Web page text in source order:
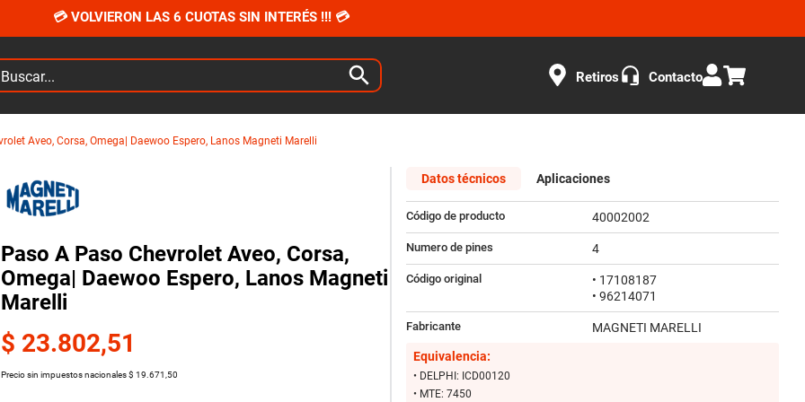
💳 VOLVIERON LAS 6 CUOTAS SIN INTERÉS !!! 💳
Retiros Contacto
Aveo, Corsa, Omega| Daewoo Espero, Lanos Magneti Marelli
Paso A Paso Chevrolet Aveo, Corsa,
Omega| Daewoo Espero, Lanos Magneti
Marelli
$ 23.802,51
Precio sin impuestos nacionales$ 19 671 50
Datos técnicos Aplicaciones
Código de producto 40002002
Numero de pines 4
Código original
• 17108187
• 96214071
Fabricante
MAGNETI MARELLI
Equivalencia:
• DELPHI: ICD00120
• MTE: 7450